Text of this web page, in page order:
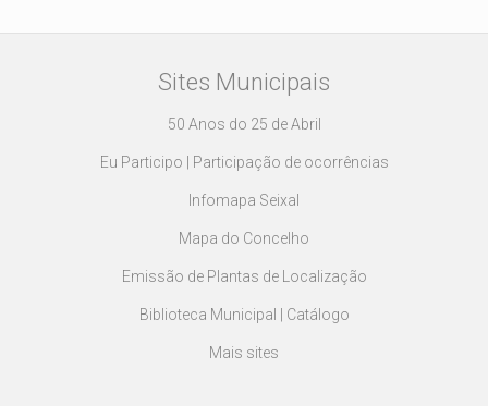
Sites Municipais
50 Anos do 25 de Abril
Eu Participo | Participação de ocorrências
Infomapa Seixal
Mapa do Concelho
Emissão de Plantas de Localização
Biblioteca Municipal | Catálogo
Mais sites